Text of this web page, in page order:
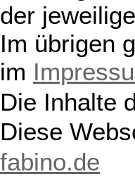
der
Im übrigen
im
Die Inhalte
Diese
fabino.de